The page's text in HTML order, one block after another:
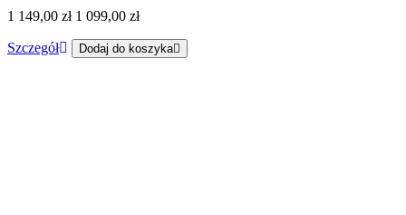
1 149,00 zł 1 099,00 zł
Szczegół Dodaj do koszyka